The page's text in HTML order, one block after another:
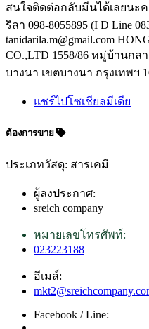
สนใจติดต่อกลับมีนได้เลยนะ
ริลา 098-8055895 (I D Line
tanidarila.m@gmail.com
CO.,LTD 1558/86 หมู่บ้านกล
บางนา เขตบางนา กรุงเทพฯ
แชร์ไปโซเชียลมีเดีย
ต้องการขาย
ประเภทวัสดุ: สารเคมี
ผู้ลงประกาศ:
sreich company
หมายเลขโทรศัพท์:
023223188
อีเมล์:
Facebook / Line: